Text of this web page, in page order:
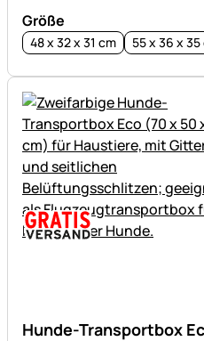
Größe
48 x 32 x 31 cm 55 x 36 x 35
Hunde-Transportbox